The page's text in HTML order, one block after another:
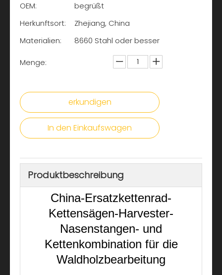
OEM:
begrüßt
Herkunftsort:
Zhejiang, China
Materialien:
8660 Stahl oder besser
Menge:
erkundigen
In den Einkaufswagen
Produktbeschreibung
China-Ersatzkettenrad-
Kettensägen-Harvester-
Nasenstangen- und
Kettenkombination für die
Waldholzbearbeitung